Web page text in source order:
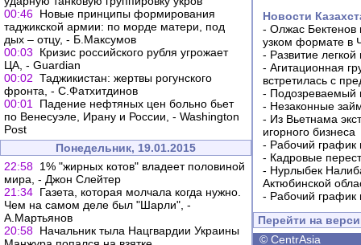
00:46 Новые принципы формирования
таджикской армии: по морде матери, под
дых – отцу, - Б.Максумов
00:03
Кризис российского рубля угрожает
ЦА, - Guardian
00:02 Таджикистан: жертвы рогунского
фронта, - С.Фатхитдинов
00:01
Падение нефтяных цен больно бьет
по Венесуэле, Ирану и России, - Washington
Post
Понедельник, 19.01.2015
22:58 1% "жирных котов" владеет половиной
мира, - Джон Слейтер
21:34 Газета, которая молчала когда нужно.
Чем на самом деле был "Шарли", -
А.Мартьянов
20:58 Начальник тыла Нацгвардии Украины
Новости
- Олжас Бектенов
узком формате в
- Развитие
- Агитационная
встретилась с
- Подозреваемый
- Незаконные
- Из Вьетнама
игорного бизнеса
- Рабочий график
- Кадровые
- Нурлыбек
Актюбинской
- Рабочий график
Перейти на
© CentrAsia